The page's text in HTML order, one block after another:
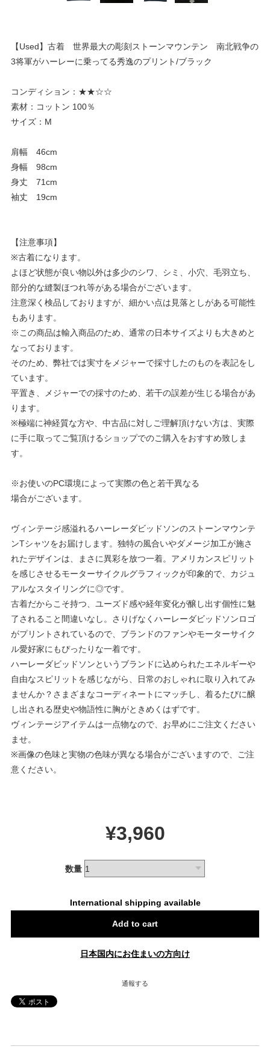
【Used】古着 世界最大の彫刻ストーンマウンテン 南北戦争の
3将軍がハーレーに乗ってる秀逸のプリント/ブラック
コンディション：★★☆☆
素材：コットン 100％
サイズ：M
肩幅 46cm
身幅 98cm
身丈 71cm
袖丈 19cm
【注意事項】
※古着になります。
よほど状態が良い物以外は多少のシワ、シミ、小穴、毛羽立ち、
部分的な縫製ほつれ等がある場合がございます。
注意深く検品しておりますが、細かい点は見落としがある可能性
もあります。
※この商品は輸入商品のため、通常の日本サイズよりも大きめと
なっております。
そのため、弊社では実寸をメジャーで採寸したのものを表記をし
ています。
平置き、メジャーでの採寸のため、若干の誤差が生じる場合があ
ります。
※極端に神経質な方や、中古品に対しご理解頂けない方は、実際
に手に取ってご覧頂けるショップでのご購入をおすすめ致しま
す。
※お使いのPC環境によって実際の色と若干異なる
場合がございます。
ヴィンテージ感溢れるハーレーダビッドソンのストーンマウンテ
ンTシャツをお届けします。独特の風合いやダメージ加工が施さ
れたデザインは、まさに異彩を放つ一着。アメリカンスピリット
を感じさせるモーターサイクルグラフィックが印象的で、カジュ
アルなスタイリングに◎です。
古着だからこそ持つ、ユーズド感や経年変化が醸し出す個性に魅
了されること間違いなし。さりげなくハーレーダビッドソンロゴ
がプリントされているので、ブランドのファンやモーターサイク
ル愛好家にもぴったりな一着です。
ハーレーダビッドソンというブランドに込められたエネルギーや
自由なスピリットを感じながら、日常のおしゃれに取り入れてみ
ませんか？さまざまなコーディネートにマッチし、着るたびに醸
し出される歴史や物語性に胸がときめくはずです。
ヴィンテージアイテムは一点物なので、お早めにご注文ください
ませ。
※画像の色味と実物の色味が異なる場合がございますので、ご注
意ください。
¥3,960
数量
International shipping available
Add to cart
日本国内にお住まいの方向け
通報する